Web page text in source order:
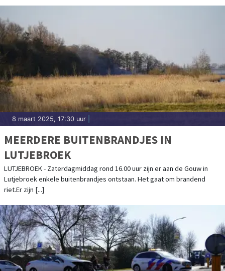
8 maart 2025, 17:30 uur
MEERDERE BUITENBRANDJES IN
LUTJEBROEK
LUTJEBROEK - Zaterdagmiddag rond 16.00 uur zijn er aan de Gouw in
Lutjebroek enkele buitenbrandjes ontstaan. Het gaat om brandend
riet.Er zijn [...]